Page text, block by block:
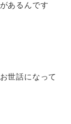
あるんです
世話になって